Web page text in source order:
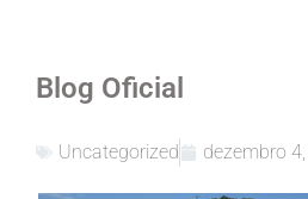
Blog Oficial
Uncategorized dezembro